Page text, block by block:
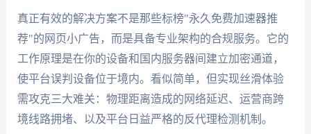
真正有效的解决方案不是那些标榜"永久免费加速器推
荐"的网页小广告，而是具备专业架构的合规服务。它的
工作原理是在你的设备和国内服务器间建立加密通道，
使平台误判设备位于境内。看似简单，但实现丝滑体验
需攻克三大难关：物理距离造成的网络延迟、运营商跨
境线路拥堵、以及平台日益严格的反代理检测机制。